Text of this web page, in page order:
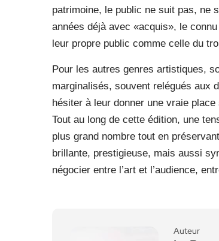
patrimoine, le public ne suit pas, ne
années déjà avec «acquis», le
leur propre public comme celle du
Pour les autres genres artistiques,
marginalisés, souvent relégués aux
hésiter à leur donner une vraie
Tout au long de cette édition, une
plus grand nombre tout en
brillante, prestigieuse, mais aussi
négocier entre l’art et l’audience,
Auteur